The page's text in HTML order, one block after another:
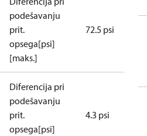
podešavanju
prit.
opsega[psi]
[maks.]
72.5 psi
Diferencija pri
podešavanju
prit.
opsega[psi]
4.3 psi